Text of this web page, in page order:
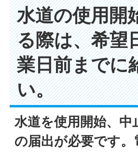
水道の使用開
る際は、希望
業日前までに
い。
水道を使用開始、
の届出が必要です